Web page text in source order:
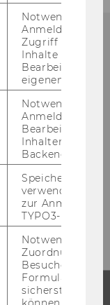
um Ihr
Notwendig für
Anmeldung und
Zugriff auf
Inhalte oder zur
Bearbeitung des
eigenen Profils.
Notwendig für
Anmeldung und
Bearbeitung von
Inhalten im
Backend.
Speichert die
verwendete
zur Anmeldung
TYPO3-Backend.
Notwendig, um
Zuordnung von
Besucher zu
sicherstellen zu